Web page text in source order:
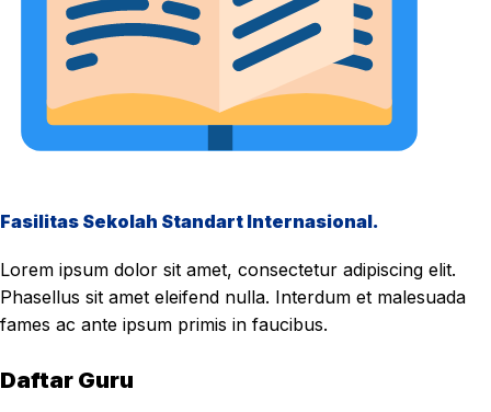
Fasilitas Sekolah Standart Internasional.
Lorem ipsum dolor sit amet, consectetur adipiscing elit.
Phasellus sit amet eleifend nulla. Interdum et malesuada
fames ac ante ipsum primis in faucibus.
Daftar Guru